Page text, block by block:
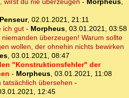
wirst du nie überzeugen - Morpheus,
, 02.01.2021, 21:11
ich gut- Morpheus, 03.01.2021, 03:58
überzeugen! Warum sollte
wollen, der ohnehin nichts bewirken
, 03.01.2021, 08:47
"Konstruktionsfehler" der
- Morpheus, 03.01.2021, 11:08
tatsächlich übersehen -
12:45